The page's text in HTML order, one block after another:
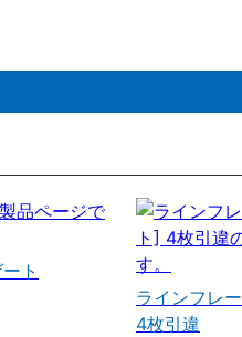
ト
ラインフレ
4枚引違